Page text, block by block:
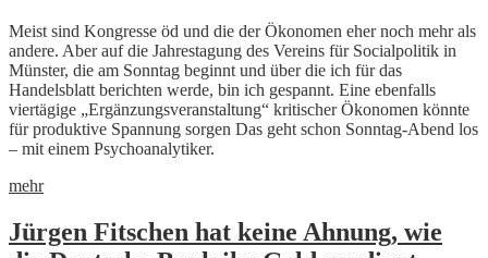
Meist sind Kongresse öd und die der Ökonomen eher noch mehr als
andere. Aber auf die Jahrestagung des Vereins für Socialpolitik in
Münster, die am Sonntag beginnt und über die ich für das
Handelsblatt berichten werde, bin ich gespannt. Eine ebenfalls
viertägige „Ergänzungsveranstaltung“ kritischer Ökonomen könnte
für produktive Spannung sorgen Das geht schon Sonntag-Abend los
– mit einem Psychoanalytiker.
mehr
Jürgen Fitschen hat keine Ahnung, wie